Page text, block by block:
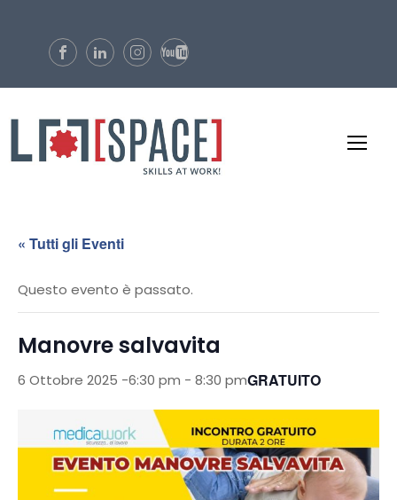
« Tutti gli Eventi
Questo evento è passato.
Manovre salvavita
6 Ottobre 2025 -6:30 pm - 8:30 pmGRATUITO